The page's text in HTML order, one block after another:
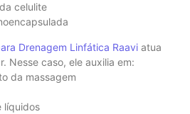
celulite
Drenagem Linfática Raavi atua
Nesse caso, ele auxilia em:
da massagem
líquidos